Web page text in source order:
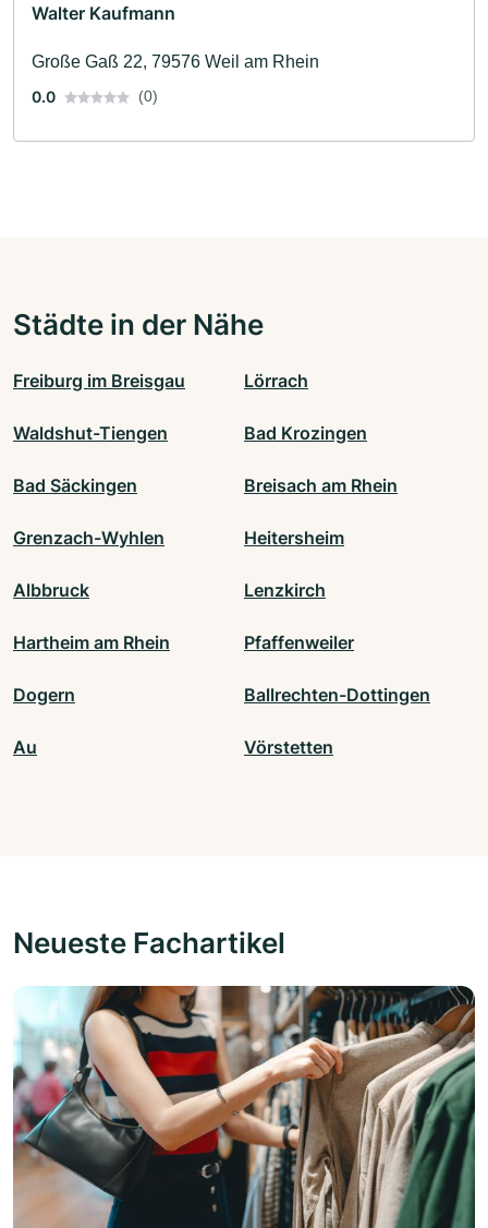
Walter Kaufmann
Große Gaß 22, 79576 Weil am Rhein
0.0
(0)
Städte in der Nähe
Freiburg im Breisgau Lörrach
Waldshut-Tiengen Bad Krozingen
Bad Säckingen Breisach am Rhein
Grenzach-Wyhlen Heitersheim
Albbruck Lenzkirch
Hartheim am Rhein Pfaffenweiler
Dogern Ballrechten-Dottingen
Au Vörstetten
Neueste Fachartikel